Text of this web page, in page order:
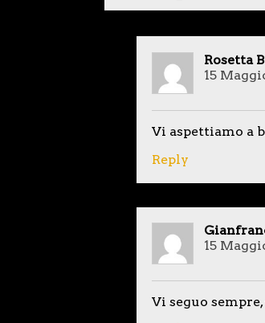
Rosetta
15
Vi aspettiamo a
Reply
15
Vi seguo